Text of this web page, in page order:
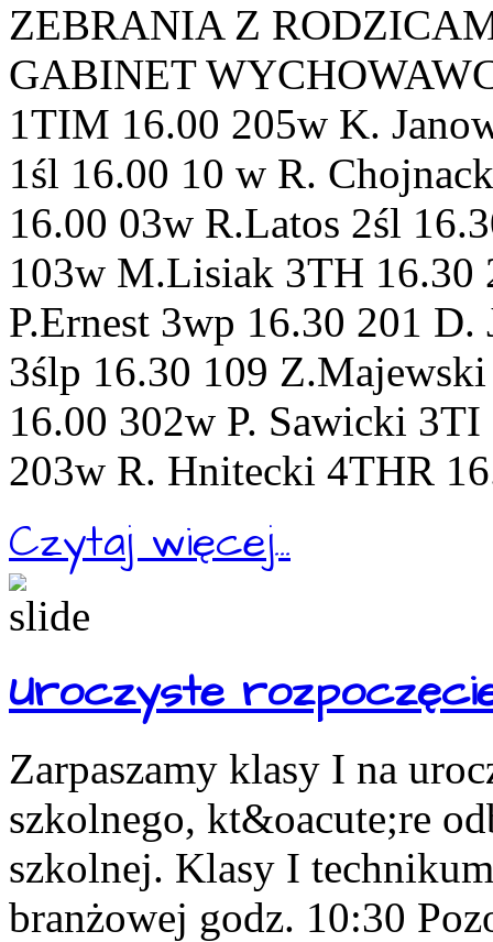
ZEBRANIA Z
GABINET
1TIM 16.00 205w K.
1śl 16.00 10 w R.
16.00 03w R.Latos 2śl
103w M.Lisiak 3TH 16.30
P.Ernest 3wp 16.30 201
3ślp 16.30 109
16.00 302w P. Sawicki
203w R. Hnitecki 4THR
Czytaj więcej...
Uroczyste
Zarpaszamy klasy I na
szkolnego, kt&oacute;re
szkolnej. Klasy I
branżowej godz. 10:30